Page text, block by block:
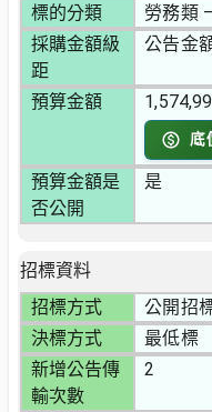
標的分類
勞務類
採購金額級
距
公告金
預算金額
底
預算金額是
否公開
是
招標資料
招標方式
公開招
決標方式
最低標
新增公告傳
輸次數
2